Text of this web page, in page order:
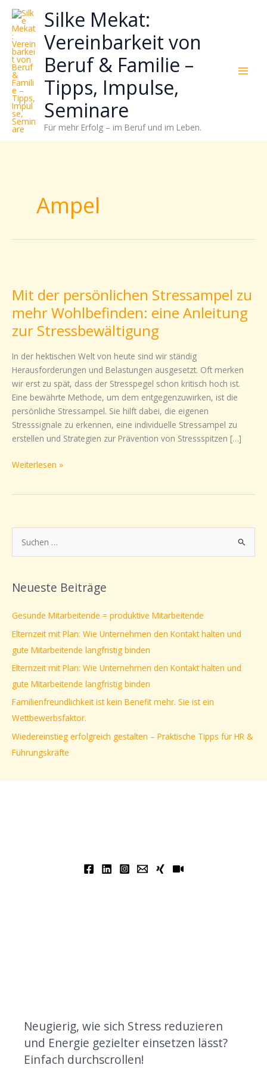
Zum
Inhalt
springen
Silke Mekat:
Vereinbarkeit von
Beruf & Familie –
Tipps, Impulse,
Seminare
Für mehr Erfolg – im Beruf und im Leben.
Ampel
Mit der persönlichen Stressampel zu
mehr Wohlbefinden: eine Anleitung
zur Stressbewältigung
In der hektischen Welt von heute sind wir ständig
Herausforderungen und Belastungen ausgesetzt. Oft merken
wir erst zu spät, dass der Stresspegel schon kritisch hoch ist.
Eine bewährte Methode, um dem entgegenzuwirken, ist die
persönliche Stressampel. Sie hilft dabei, die eigenen
Stresssignale zu erkennen, eine individuelle Stressampel zu
erstellen und Strategien zur Prävention von Stressspitzen […]
persönlichen
Stressampel
zu
mehr
eine
Anleitung
zur
Stressbewältigung
Weiterlesen »
u
h
n
a
c
h
:
Neueste Beiträge
Gesunde Mitarbeitende = produktive Mitarbeitende
Elternzeit mit Plan: Wie Unternehmen den Kontakt halten und
gute Mitarbeitende langfristig binden
Elternzeit mit Plan: Wie Unternehmen den Kontakt halten und
gute Mitarbeitende langfristig binden
Familienfreundlichkeit ist kein Benefit mehr. Sie ist ein
Wettbewerbsfaktor.
Wiedereinstieg erfolgreich gestalten – Praktische Tipps für HR &
Führungskräfte
Neugierig, wie sich Stress reduzieren
und Energie gezielter einsetzen lässt?
Einfach durchscrollen!
wie
sich
Stress
reduzieren
Energie
gezielter
einsetzen
lässt?
Einfach